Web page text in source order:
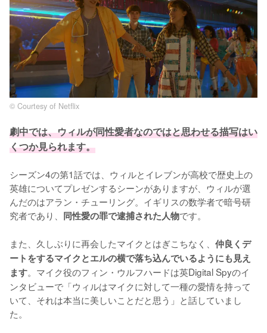
© Courtesy of Netflix
劇中では、ウィルが同性愛者なのではと思わせる描写はい
くつか見られます。
シーズン4の第1話では、ウィルとイレブンが高校で歴史上の
英雄についてプレゼンするシーンがありますが、ウィルが選
んだのはアラン・チューリング。イギリスの数学者で暗号研
究者であり、 同性愛の罪で逮捕された人物です。
また、久しぶりに再会したマイクとはぎこちなく、 仲良くデ
ートをするマイクとエルの横で落ち込んでいるようにも見え
ます。マイク役のフィン・ウルフハードは英Digital Spyのイ
ンタビューで「ウィルはマイクに対して一種の愛情を持って
いて、それは本当に美しいことだと思う」と話していまし
た。